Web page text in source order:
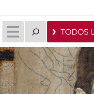
TODOS